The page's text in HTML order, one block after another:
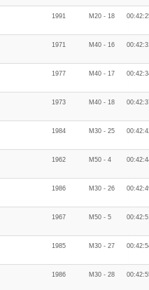
1991 M20 - 18
1971 M40 - 16
1977 M40 - 17
1973 M40 - 18
1984 M30 - 25
1962 M50 - 4
1986 M30 - 26
1967 M50 - 5
1985 M30 - 27
1986 M30 - 28